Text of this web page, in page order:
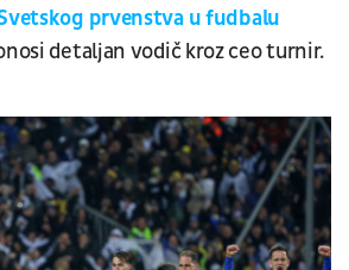
prvenstva u fudbalu
detaljan vodič kroz ceo turnir.